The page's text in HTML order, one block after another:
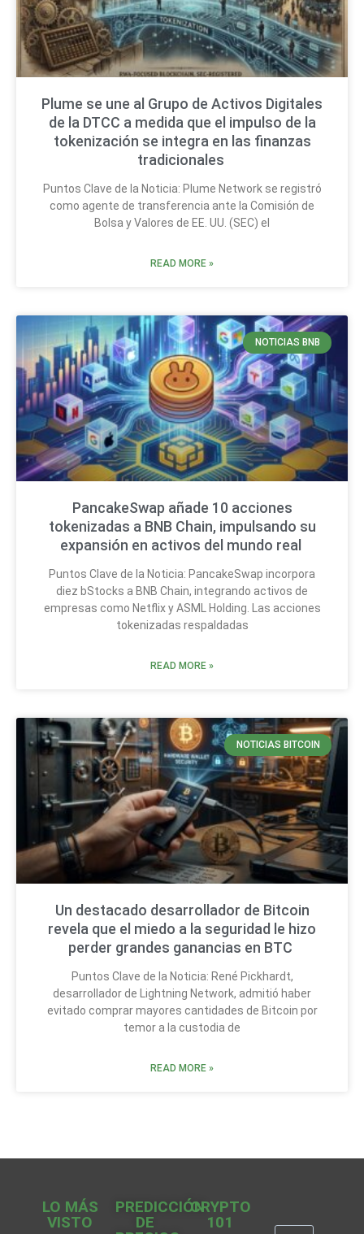
Plume se une al Grupo de Activos Digitales
de la DTCC a medida que el impulso de la
tokenización se integra en las finanzas
tradicionales
Puntos Clave de la Noticia: Plume Network se registró
como agente de transferencia ante la Comisión de
Bolsa y Valores de EE. UU. (SEC) el
READ MORE »
NOTICIAS BNB
PancakeSwap añade 10 acciones
tokenizadas a BNB Chain, impulsando su
expansión en activos del mundo real
Puntos Clave de la Noticia: PancakeSwap incorpora
diez bStocks a BNB Chain, integrando activos de
empresas como Netflix y ASML Holding. Las acciones
tokenizadas respaldadas
READ MORE »
NOTICIAS BITCOIN
Un destacado desarrollador de Bitcoin
revela que el miedo a la seguridad le hizo
perder grandes ganancias en BTC
Puntos Clave de la Noticia: René Pickhardt,
desarrollador de Lightning Network, admitió haber
evitado comprar mayores cantidades de Bitcoin por
temor a la custodia de
READ MORE »
LO MÁS
VISTO
PREDICCIÓN
DE
CRYPTO
101